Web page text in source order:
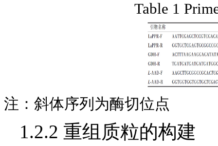
Table 1
注：斜体序列为酶切位点
1.2.2 重组质粒的构建